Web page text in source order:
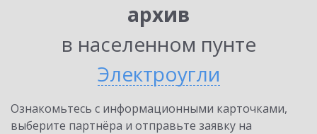
архив
в населенном пунте
Электроугли
Ознакомьтесь с информационными карточками,
выберите партнёра и отправьте заявку на